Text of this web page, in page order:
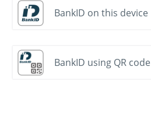
BankID on this device
BankID using QR code